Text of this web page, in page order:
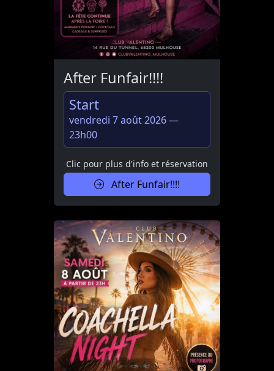
After Funfair!!!!
Start
vendredi 7 août 2026 —
23h00
Clic pour plus d'info et réservation
After Funfair!!!!